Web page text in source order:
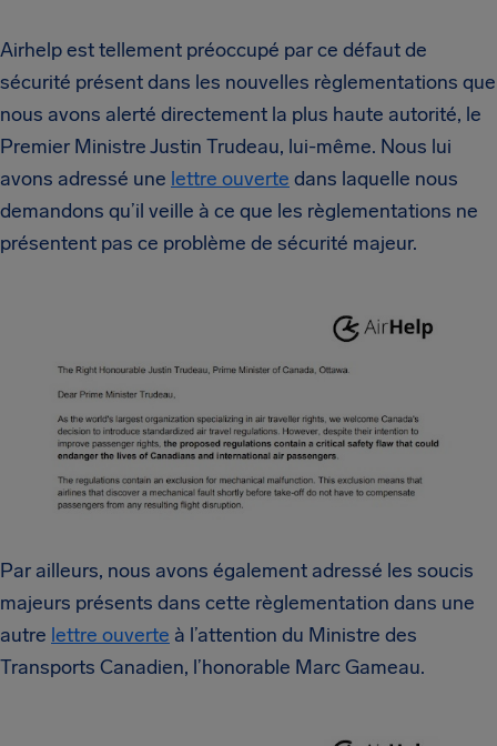
Airhelp est tellement préoccupé par ce défaut de
sécurité présent dans les nouvelles règlementations que
nous avons alerté directement la plus haute autorité, le
Premier Ministre Justin Trudeau, lui-même. Nous lui
avons adressé une lettre ouverte dans laquelle nous
demandons qu’il veille à ce que les règlementations ne
présentent pas ce problème de sécurité majeur.
Par ailleurs, nous avons également adressé les soucis
majeurs présents dans cette règlementation dans une
autre lettre ouverte à l’attention du Ministre des
Transports Canadien, l’honorable Marc Gameau.